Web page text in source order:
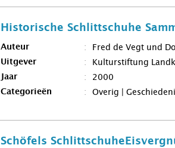
Historische Schlittschuhe
Auteur Fred de Vegt und
Uitgever Kulturstiftung
Jaar 2000
Categorieën Overig |
Schöfels